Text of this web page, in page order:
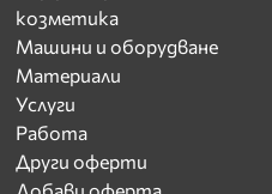
козметика
Машини и оборудване
Материали
Услуги
Работа
Други оферти